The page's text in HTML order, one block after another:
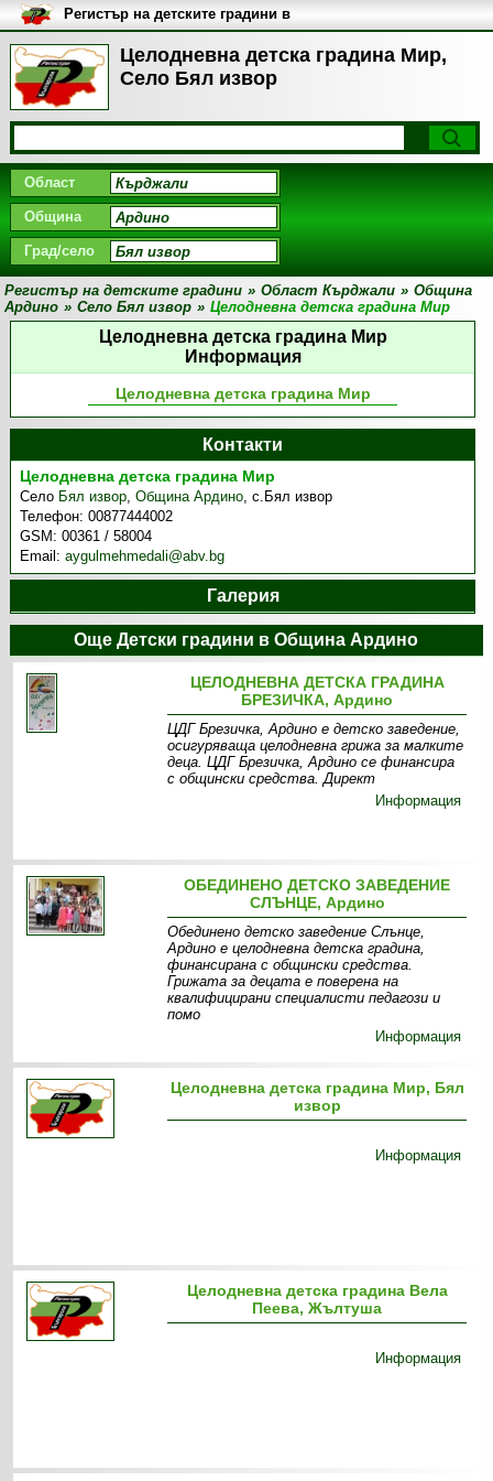
Целодневна детска градина Мир,
Село Бял извор
Регистър на детските градини в
България
Област
Община
Град/село
Регистър на детските градини » Област Кърджали » Община
Ардино » Село Бял извор » Целодневна детска градина Мир
Целодневна детска градина Мир
Информация
Целодневна детска градина Мир
Контакти
Целодневна детска градина Мир
Село Бял извор,Община Ардино,с.Бял извор
Телефон:00877444002
GSM:00361 / 58004
Email:aygulmehmedali@abv.bg
Галерия
Още Детски градини в Община Ардино
ЦЕЛОДНЕВНА ДЕТСКА ГРАДИНА
БРЕЗИЧКА, Ардино
ЦДГ Брезичка, Ардино е детско заведение,
осигуряваща целодневна грижа за малките
деца. ЦДГ Брезичка, Ардино се финансира
с общински средства. Директ
Информация
ОБЕДИНЕНО ДЕТСКО ЗАВЕДЕНИЕ
СЛЪНЦЕ, Ардино
Обединено детско заведение Слънце,
Ардино е целодневна детска градина,
финансиранa с общински средства.
Грижата за децата е поверена на
квалифицирани специалисти педагози и
помо
Информация
Целодневна детска градина Мир, Бял
извор
Информация
Целодневна детска градина Вела
Пеева, Жълтуша
Информация